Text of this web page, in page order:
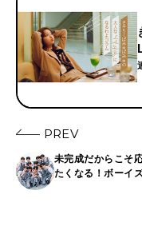
PREV
未完成だからこそ
たくなる！ボーイ